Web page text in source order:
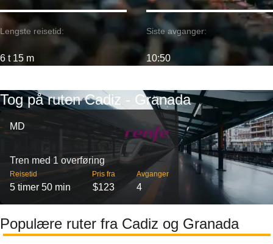
Lengste reisetid:
6 t 15 m
Siste avganger:
10:50
Tog på ruten Cadiz - Granada
MD
Tren med 1 overføring
Reisetid
5 timer 50 min
Pris fra
$123
Avganger
4
Populære ruter fra Cadiz og Granada